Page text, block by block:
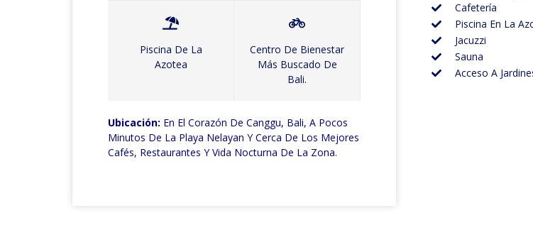
Piscina De La
Azotea
Centro De Bienestar
Más Buscado De
Bali.
Ubicación: En El Corazón De Canggu, Bali, A Pocos
Minutos De La Playa Nelayan Y Cerca De Los Mejores
Cafés, Restaurantes Y Vida Nocturna De La Zona.
Cafetería
Piscina En La
Jacuzzi
Sauna
Acceso A